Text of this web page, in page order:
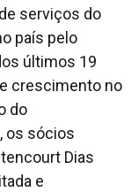
serviços do
país pelo
últimos 19
crescimento no
do
os sócios
Dias
e